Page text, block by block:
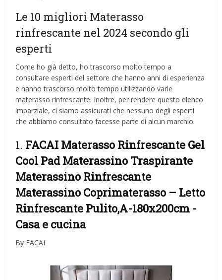
Le 10 migliori Materasso
rinfrescante nel 2024 secondo gli
esperti
Come ho già detto, ho trascorso molto tempo a
consultare esperti del settore che hanno anni di esperienza
e hanno trascorso molto tempo utilizzando varie
materasso rinfrescante. Inoltre, per rendere questo elenco
imparziale, ci siamo assicurati che nessuno degli esperti
che abbiamo consultato facesse parte di alcun marchio.
1. FACAI Materasso Rinfrescante Gel
Cool Pad Materassino Traspirante
Materassino Rinfrescante
Materassino Coprimaterasso – Letto
Rinfrescante Pulito,A-180x200cm -
Casa e cucina
By FACAI